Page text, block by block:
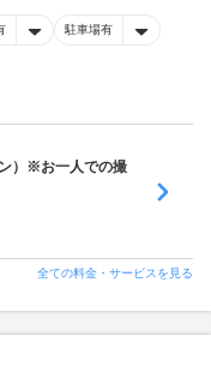
駐車場有
）※お一人での撮
全ての料金・サービスを見る